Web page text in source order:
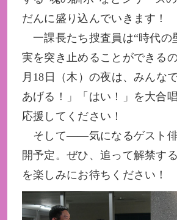
だんに盛り込んでいきます！
一課長たち捜査員は“時代の
実を突き止めることができ
月18日（木）の夜は、みんな
あげる！」「はい！」を大合
応援してください！
そして――気になるゲスト俳
開予定。ぜひ、追って解禁す
を楽しみにお待ちください！